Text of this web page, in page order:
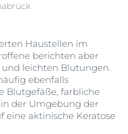
Haustellen im
berichten aber
leichten Blutungen.
ebenfalls
Blutgefäße, farbliche
der Umgebung der
eine aktinische Keratose